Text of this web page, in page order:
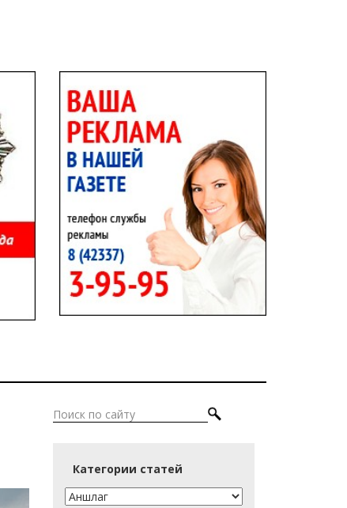
Категории статей